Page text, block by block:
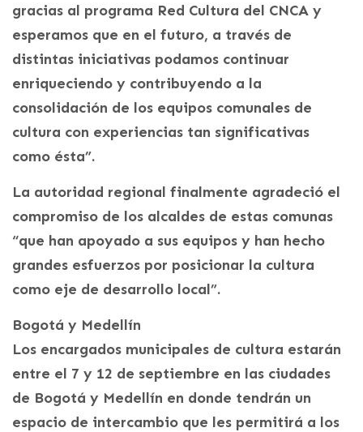
gracias al programa Red Cultura del CNCA y
esperamos que en el futuro, a través de
distintas iniciativas podamos continuar
enriqueciendo y contribuyendo a la
consolidación de los equipos comunales de
cultura con experiencias tan significativas
como ésta”.
La autoridad regional finalmente agradeció el
compromiso de los alcaldes de estas comunas
“que han apoyado a sus equipos y han hecho
grandes esfuerzos por posicionar la cultura
como eje de desarrollo local”.
Bogotá y Medellín
Los encargados municipales de cultura estarán
entre el 7 y 12 de septiembre en las ciudades
de Bogotá y Medellín en donde tendrán un
espacio de intercambio que les permitirá a los